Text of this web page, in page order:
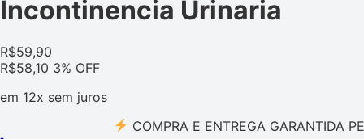
Incontinencia Urinaria
R$59,90
R$58,10 3% OFF
em 12x sem juros
COMPRA E ENTREGA GARANTIDA PELO